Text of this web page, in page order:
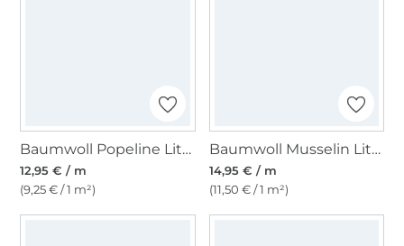
Baumwoll Popeline Little Fox, natur
12,95 € / m
(9,25 € / 1 m²)
Baumwoll Musselin Little Bear, wollweiß
14,95 € / m
(11,50 € / 1 m²)